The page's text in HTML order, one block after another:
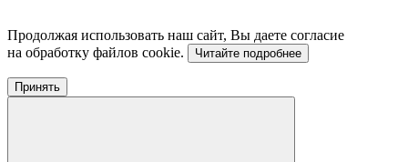
Продолжая использовать наш сайт, Вы даете согласие
на обработку файлов cookie.
Читайте подробнее
Принять